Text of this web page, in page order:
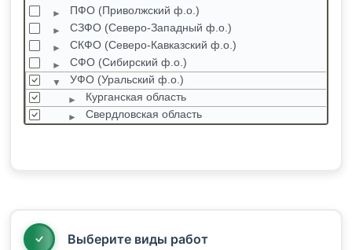
ПФО (Приволжский ф.о.)
СЗФО (Северо-Западный ф.о.)
СКФО (Северо-Кавказский ф.о.)
СФО (Сибирский ф.о.)
УФО (Уральский ф.о.)
Курганская область
Свердловская область
Выберите виды работ